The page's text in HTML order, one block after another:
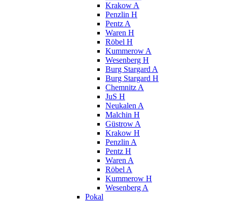
Krakow A
Penzlin H
Pentz A
Waren H
Röbel H
Kummerow A
Wesenberg H
Burg Stargard A
Burg Stargard H
Chemnitz A
JuS H
Neukalen A
Malchin H
Güstrow A
Krakow H
Penzlin A
Pentz H
Waren A
Röbel A
Kummerow H
Wesenberg A
Pokal